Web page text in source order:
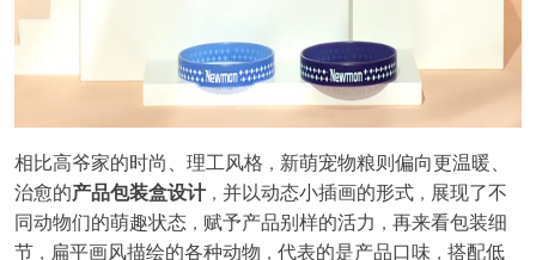
相比高爷家的时尚、理工风格 ， 新萌宠物粮则偏向更温暖、
治愈的产品包装盒设计， 并以动态小插画的形式， 展现了不
同动物们的萌趣状态 ， 赋予产品别样的活力 ， 再来看包装细
节 ， 扁平画风描绘的各种动物 ， 代表的是产品口味 ， 搭配低